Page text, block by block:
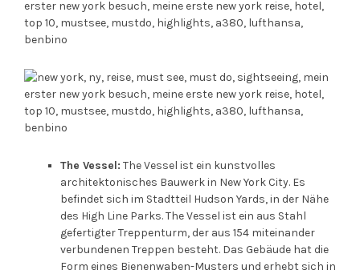
The Vessel: The Vessel ist ein kunstvolles
architektonisches Bauwerk in New York City. Es
befindet sich im Stadtteil Hudson Yards, in der Nähe
des High Line Parks. The Vessel ist ein aus Stahl
gefertigter Treppenturm, der aus 154 miteinander
verbundenen Treppen besteht. Das Gebäude hat die
Form eines Bienenwaben-Musters und erhebt sich in